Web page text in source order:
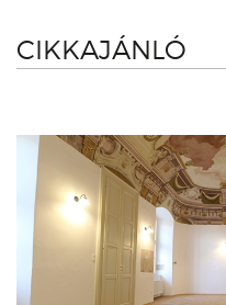
CIKKAJÁNLÓ